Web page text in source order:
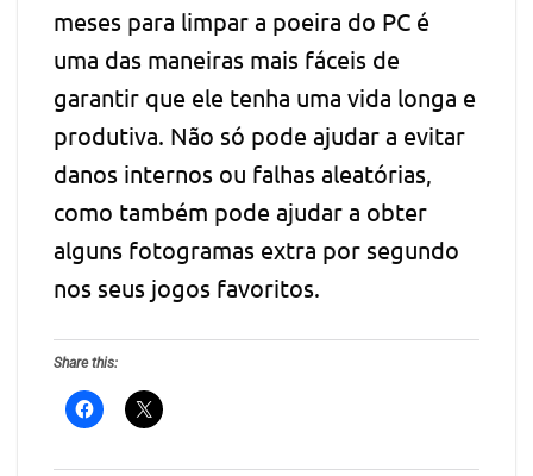
meses para limpar a poeira do PC é
uma das maneiras mais fáceis de
garantir que ele tenha uma vida longa e
produtiva. Não só pode ajudar a evitar
danos internos ou falhas aleatórias,
como também pode ajudar a obter
alguns fotogramas extra por segundo
nos seus jogos favoritos.
Share this: